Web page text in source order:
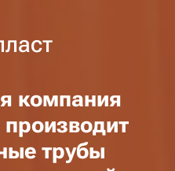
компания
трубы